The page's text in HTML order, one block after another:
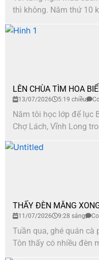
thì không. Năm thứ 10
LÊN CHÙA TÌM HOA
13/07/2026 5:19 chiều
Năm tôi học lớp để lục
Chợ Lách, Vĩnh Long
THẤY ĐÈN MĂNG
11/07/2026 9:28 sáng
Tuần qua, ghé quán cà
Tôn thấy có nhiều đèn